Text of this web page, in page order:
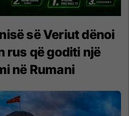
së Veriut dënoi
rus që goditi një
në Rumani